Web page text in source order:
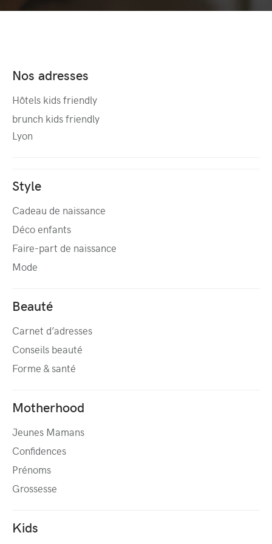
Nos adresses
Hôtels kids friendly
brunch kids friendly
Lyon
Style
Cadeau de naissance
Déco enfants
Faire-part de naissance
Mode
Beauté
Carnet d’adresses
Conseils beauté
Forme & santé
Motherhood
Jeunes Mamans
Confidences
Prénoms
Grossesse
Kids